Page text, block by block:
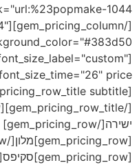
ישירה[/gem_pricing_row]